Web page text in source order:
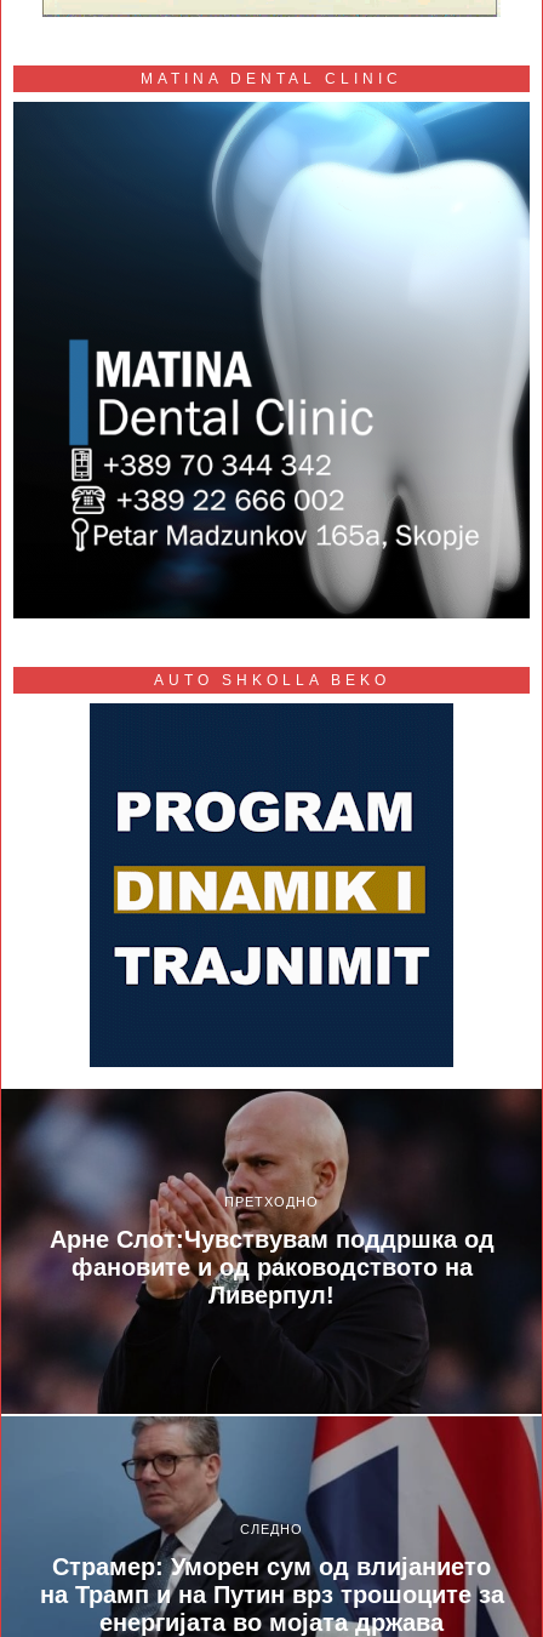
MATINA DENTAL CLINIC
AUTO SHKOLLA BEKO
ПРЕТХОДНО
Арне Слот:Чувствувам поддршка од
фановите и од раководството на
Ливерпул!
СЛЕДНО
Страмер: Уморен сум од влијанието
на Трамп и на Путин врз трошоците за
енергијата во мојата држава